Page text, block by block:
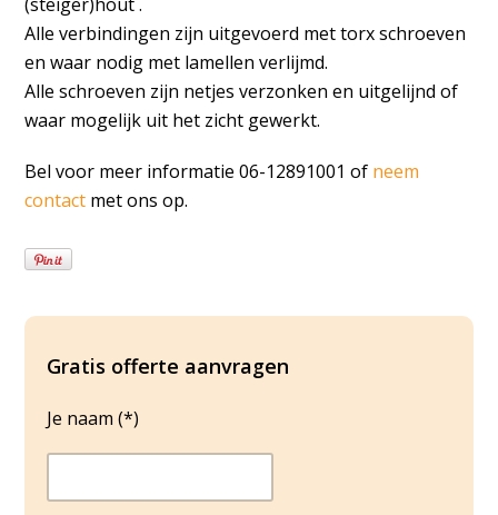
Alle schroeven zijn netjes verzonken en uitgelijnd of
waar mogelijk uit het zicht gewerkt.
Bel voor meer informatie 06-12891001 ofneem
contactmet ons op.
Je telefoonnummer (*)